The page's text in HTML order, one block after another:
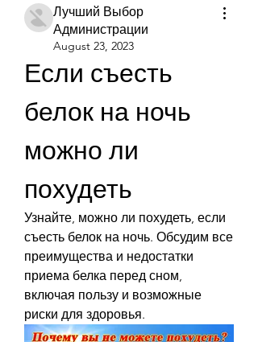
Лучший Выбор
Администрации
August 23, 2023
Если съесть
белок на ночь
можно ли
похудеть
Узнайте, можно ли похудеть, если
съесть белок на ночь. Обсудим все
преимущества и недостатки
приема белка перед сном,
включая пользу и возможные
риски для здоровья.